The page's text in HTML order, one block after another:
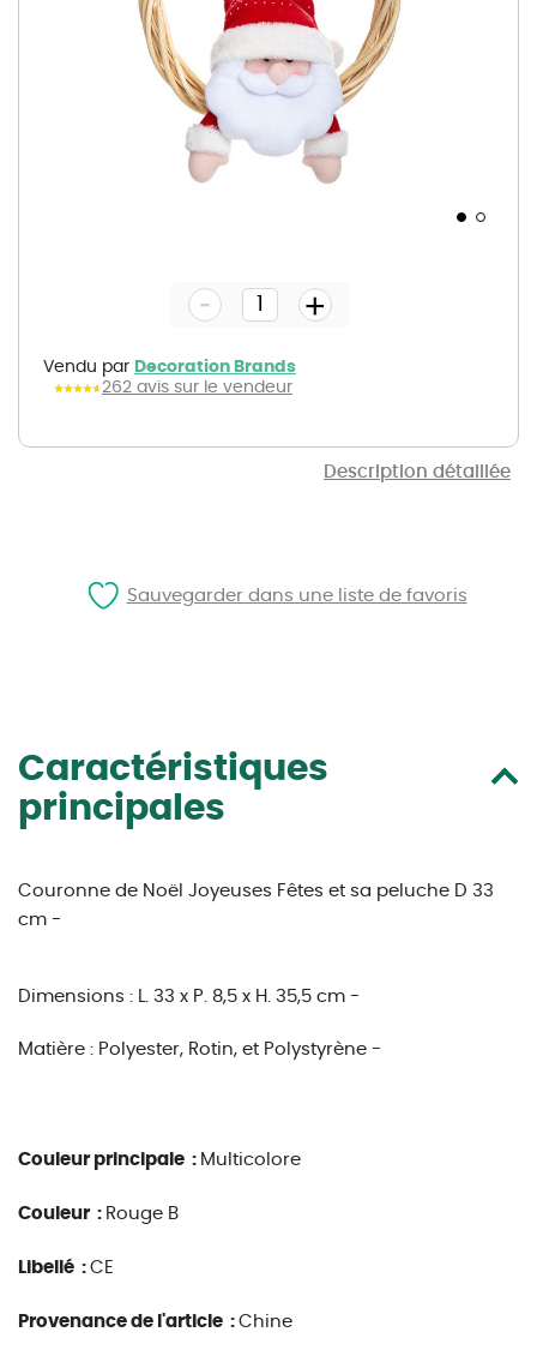
Description détaillée
gallery
Vendu par Decoration Brands
262 avis sur le vendeur
- +
Caractéristiques
principales
Couronne de Noël Joyeuses Fêtes et sa peluche D 33
cm -
Dimensions : L. 33 x P. 8,5 x H. 35,5 cm -
Matière : Polyester, Rotin, et Polystyrène -
Couleur principale : Multicolore
Couleur : Rouge B
Libellé : CE
Provenance de l'article : Chine
Sauvegarder dans une liste de favoris